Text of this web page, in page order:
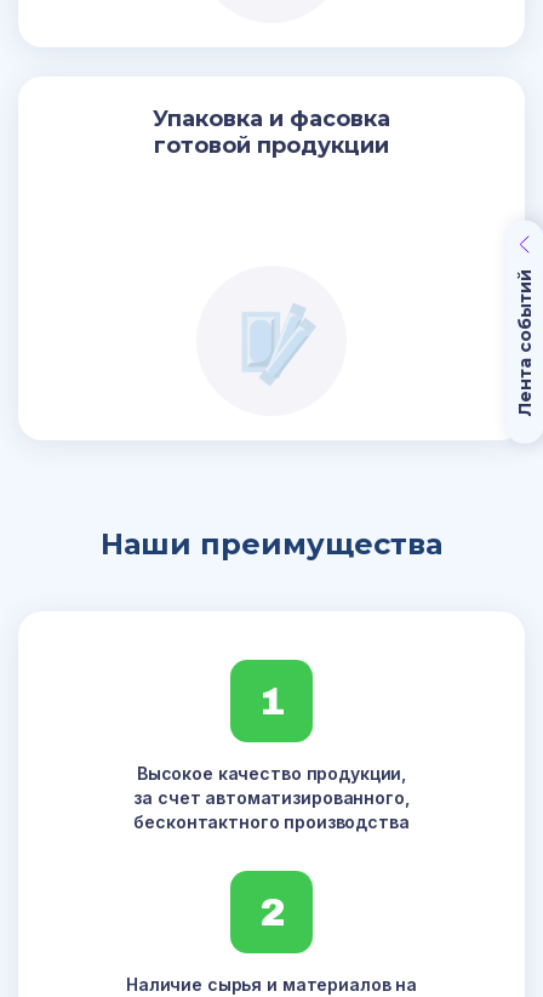
Упаковка и фасовка
готовой продукции
Наши преимущества
1
Высокое качество продукции,
за счет автоматизированного,
бесконтактного производства
2
Наличие сырья и материалов на
Лента событий